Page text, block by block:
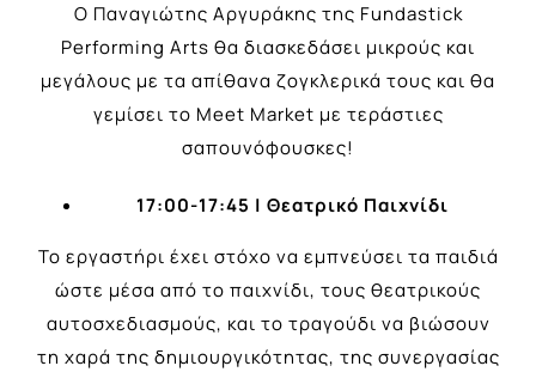
Ο Παναγιώτης Αργυράκης της Fundastick
Performing Arts θα διασκεδάσει μικρούς και
μεγάλους με τα απίθανα ζογκλερικά τους και θα
γεμίσει το Meet Market με τεράστιες
σαπουνόφουσκες!
17:00-17:45 | Θεατρικό Παιχνίδι
Το εργαστήρι έχει στόχο να εμπνεύσει τα παιδιά
ώστε μέσα από το παιχνίδι, τους θεατρικούς
αυτοσχεδιασμούς, και το τραγούδι να βιώσουν
τη χαρά της δημιουργικότητας, της συνεργασίας